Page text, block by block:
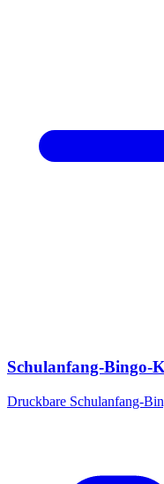
Schulanfang-Bingo-
Druckbare Schulanfang-